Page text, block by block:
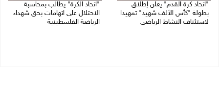
"اتحاد كرة القدم" يعلن إطلاق
بطولة "كأس الألف شهيد" تمهيدا
لاستئناف النشاط الرياضي
"اتحاد الكرة" يطالب بمحاسبة
الاحتلال على اتهامات بحق شهداء
الرياضة الفلسطينية